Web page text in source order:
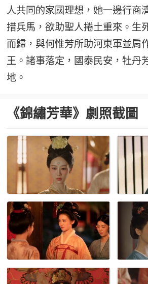
人共同的家國理想，她一邊行商
措兵馬，欲助聖人捲土重來。生
而歸，與何惟芳所助河東軍並肩
王。諸事落定，國泰民安，牡丹
地。
《錦繡芳華》劇照截圖